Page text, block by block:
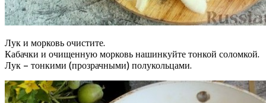
Лук и морковь очистите.
Кабачки и очищенную морковь нашинкуйте тонкой соломкой.
Лук – тонкими (прозрачными) полукольцами.